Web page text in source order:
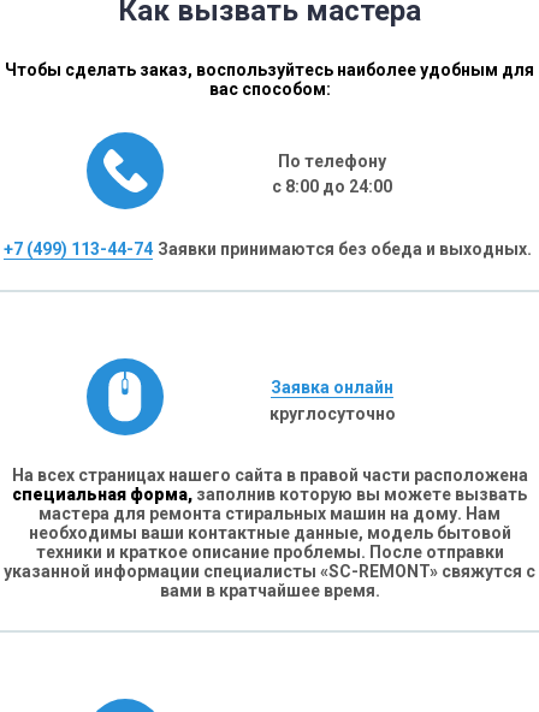
Как вызвать мастера
Чтобы сделать заказ, воспользуйтесь наиболее удобным для
вас способом:
По телефону
с 8:00 до 24:00
+7 (499) 113-44-74 Заявки принимаются без обеда и выходных.
Заявка онлайн
круглосуточно
На всех страницах нашего сайта в правой части расположена
специальная форма, заполнив которую вы можете вызвать
мастера для ремонта стиральных машин на дому. Нам
необходимы ваши контактные данные, модель бытовой
техники и краткое описание проблемы. После отправки
указанной информации специалисты «SC-REMONT» свяжутся с
вами в кратчайшее время.